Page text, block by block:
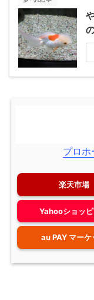
プロホ
楽天市場
Yahooショッ
au PAY マーケ